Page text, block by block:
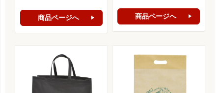
商品ページへ 商品ページへ